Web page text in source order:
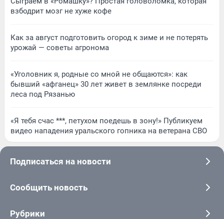
взбодрит мозг не хуже кофе
Как за август подготовить огород к зиме и не потерять
урожай — советы агронома
«Уголовник я, родные со мной не общаются»: как
бывший «афганец» 30 лет живет в землянке посреди
леса под Рязанью
«Я тебя счас ***, петухом поедешь в зону!» Публикуем
видео нападения уральского гопника на ветерана СВО
Подписаться на новости
Сообщить новость
Рубрики